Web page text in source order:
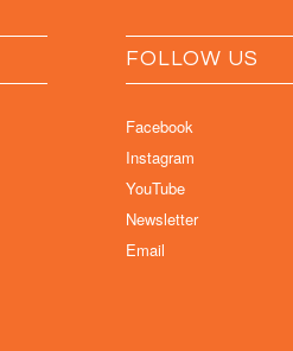
FOLLOW US
Facebook
Instagram
YouTube
Newsletter
Email